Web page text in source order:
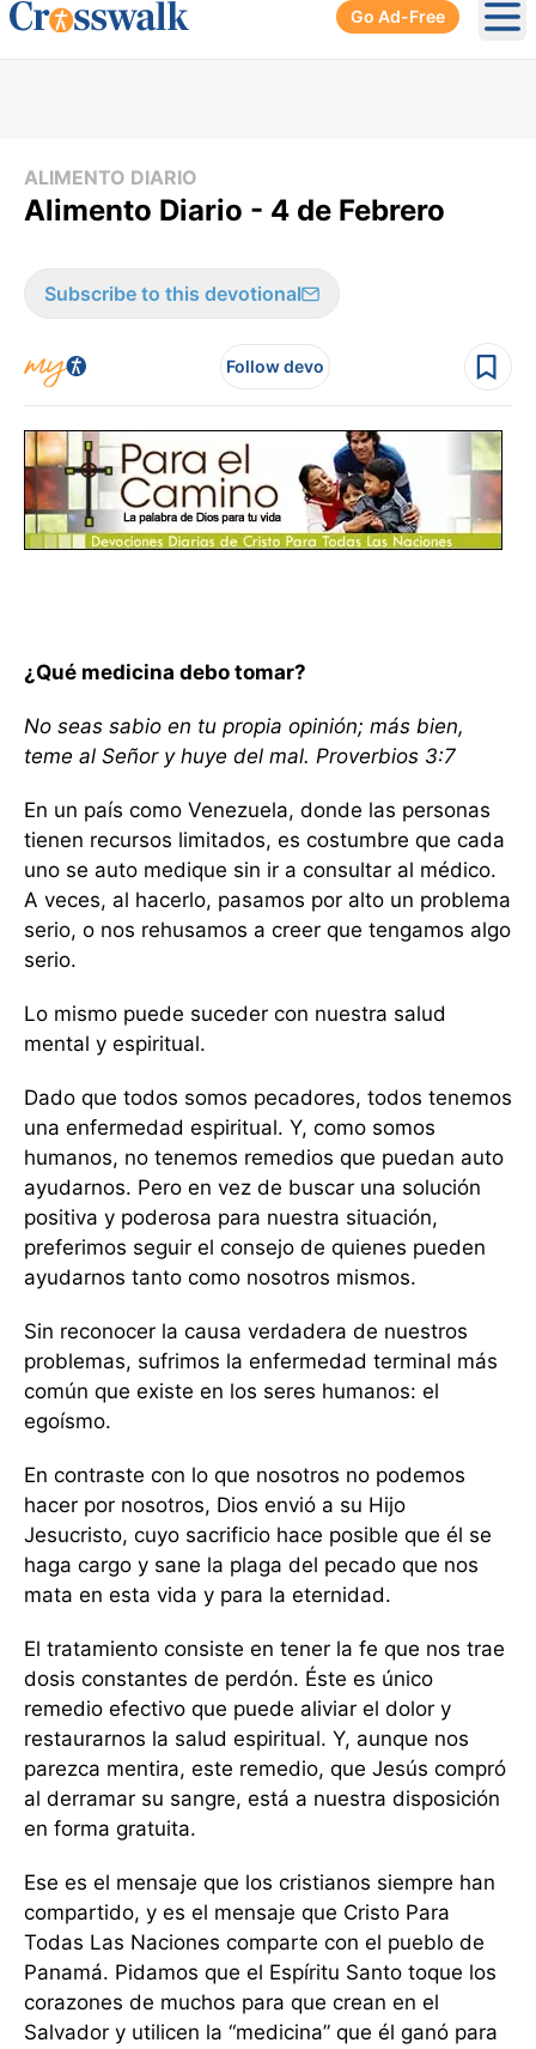
Go Ad-Free
ALIMENTO DIARIO
Alimento Diario - 4 de Febrero
Subscribe to this devotional
Follow devo
¿Qué medicina debo tomar?
No seas sabio en tu propia opinión; más bien,
teme al Señor y huye del mal. Proverbios 3:7
En un país como Venezuela, donde las personas
tienen recursos limitados, es costumbre que cada
uno se auto medique sin ir a consultar al médico.
A veces, al hacerlo, pasamos por alto un problema
serio, o nos rehusamos a creer que tengamos algo
serio.
Lo mismo puede suceder con nuestra salud
mental y espiritual.
Dado que todos somos pecadores, todos tenemos
una enfermedad espiritual. Y, como somos
humanos, no tenemos remedios que puedan auto
ayudarnos. Pero en vez de buscar una solución
positiva y poderosa para nuestra situación,
preferimos seguir el consejo de quienes pueden
ayudarnos tanto como nosotros mismos.
Sin reconocer la causa verdadera de nuestros
problemas, sufrimos la enfermedad terminal más
común que existe en los seres humanos: el
egoísmo.
En contraste con lo que nosotros no podemos
hacer por nosotros, Dios envió a su Hijo
Jesucristo, cuyo sacrificio hace posible que él se
haga cargo y sane la plaga del pecado que nos
mata en esta vida y para la eternidad.
El tratamiento consiste en tener la fe que nos trae
dosis constantes de perdón. Éste es único
remedio efectivo que puede aliviar el dolor y
restaurarnos la salud espiritual. Y, aunque nos
parezca mentira, este remedio, que Jesús compró
al derramar su sangre, está a nuestra disposición
en forma gratuita.
Ese es el mensaje que los cristianos siempre han
compartido, y es el mensaje que Cristo Para
Todas Las Naciones comparte con el pueblo de
Panamá. Pidamos que el Espíritu Santo toque los
corazones de muchos para que crean en el
Salvador y utilicen la “medicina” que él ganó para